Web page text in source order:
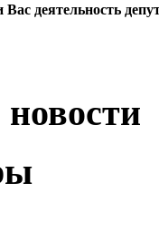
Вас деятельность